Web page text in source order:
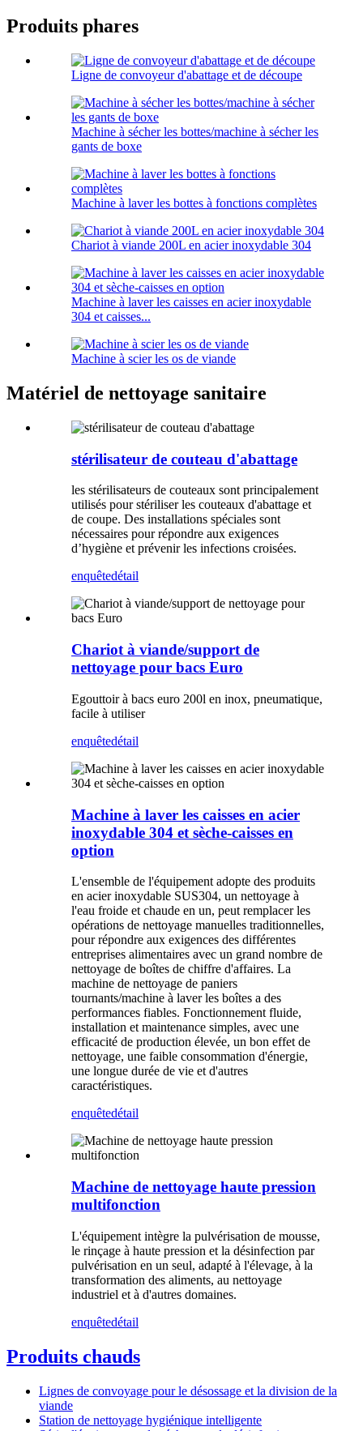
Produits phares
Ligne de convoyeur d'abattage et de découpe
Machine à sécher les bottes/machine à sécher les
gants de boxe
Machine à laver les bottes à fonctions complètes
Chariot à viande 200L en acier inoxydable 304
Machine à laver les caisses en acier inoxydable
304 et caisses...
Machine à scier les os de viande
Matériel de nettoyage sanitaire
stérilisateur de couteau d'abattage
les stérilisateurs de couteaux sont principalement
utilisés pour stériliser les couteaux d'abattage et
de coupe. Des installations spéciales sont
nécessaires pour répondre aux exigences
d’hygiène et prévenir les infections croisées.
enquêtedétail
Chariot à viande/support de
nettoyage pour bacs Euro
Egouttoir à bacs euro 200l en inox, pneumatique,
facile à utiliser
enquêtedétail
Machine à laver les caisses en acier
inoxydable 304 et sèche-caisses en
option
L'ensemble de l'équipement adopte des produits
en acier inoxydable SUS304, un nettoyage à
l'eau froide et chaude en un, peut remplacer les
opérations de nettoyage manuelles traditionnelles,
pour répondre aux exigences des différentes
entreprises alimentaires avec un grand nombre de
nettoyage de boîtes de chiffre d'affaires. La
machine de nettoyage de paniers
tournants/machine à laver les boîtes a des
performances fiables. Fonctionnement fluide,
installation et maintenance simples, avec une
efficacité de production élevée, un bon effet de
nettoyage, une faible consommation d'énergie,
une longue durée de vie et d'autres
caractéristiques.
enquêtedétail
Machine de nettoyage haute pression
multifonction
L'équipement intègre la pulvérisation de mousse,
le rinçage à haute pression et la désinfection par
pulvérisation en un seul, adapté à l'élevage, à la
transformation des aliments, au nettoyage
industriel et à d'autres domaines.
enquêtedétail
Produits chauds
Lignes de convoyage pour le désossage et la division de la
viande
Station de nettoyage hygiénique intelligente